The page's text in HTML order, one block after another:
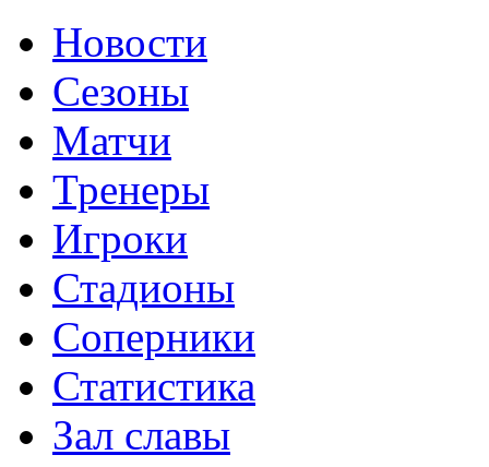
Новости
Сезоны
Матчи
Тренеры
Игроки
Стадионы
Соперники
Статистика
Зал славы